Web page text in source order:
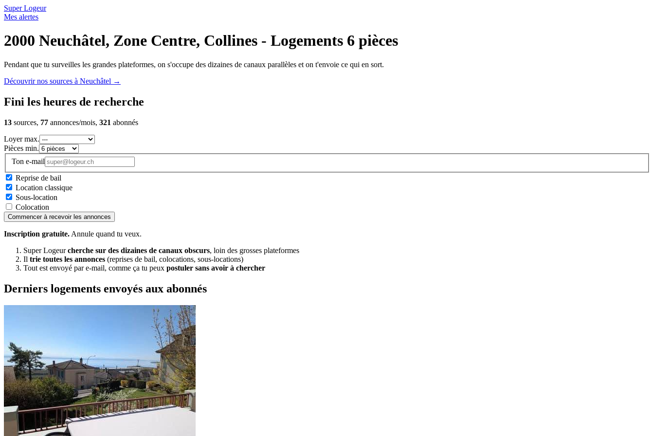
Super Logeur
Mes alertes
2000 Neuchâtel, Zone Centre, Collines - Logements 6 pièces
Pendant que tu surveilles les grandes plateformes, on s'occupe des dizaines de canaux parallèles et on t'envoie ce qui en sort.
Découvrir nos sources à Neuchâtel →
Fini les heures de recherche
13 sources, 77 annonces/mois, 321 abonnés
Loyer max.
Pièces min.
Ton e-mail
Reprise de bail
Location classique
Sous-location
Colocation
Commencer à recevoir les annonces
Inscription gratuite. Annule quand tu veux.
Super Logeurcherche sur des dizaines de canaux obscurs, loin des grosses plateformes
Il trie toutes les annonces (reprises de bail, colocations, sous-locations)
Tout est envoyé par e-mail, comme ça tu peux postuler sans avoir à chercher
Derniers logements envoyés aux abonnés